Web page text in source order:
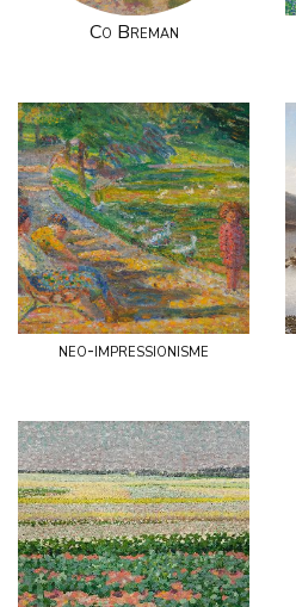
Co Breman
neo-impressionisme